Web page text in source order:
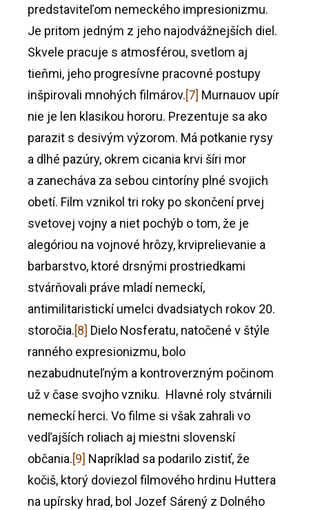
predstaviteľom nemeckého impresionizmu.
Je pritom jedným z jeho najodvážnejších diel.
Skvele pracuje s atmosférou, svetlom aj
tieňmi, jeho progresívne pracovné postupy
inšpirovali mnohých filmárov.[7] Murnauov upír
nie je len klasikou hororu. Prezentuje sa ako
parazit s desivým výzorom. Má potkanie rysy
a dlhé pazúry, okrem cicania krvi šíri mor
a zanecháva za sebou cintoríny plné svojich
obetí. Film vznikol tri roky po skončení prvej
svetovej vojny a niet pochýb o tom, že je
alegóriou na vojnové hrôzy, krviprelievanie a
barbarstvo, ktoré drsnými prostriedkami
stvárňovali práve mladí nemeckí,
antimilitaristickí umelci dvadsiatych rokov 20.
storočia.[8] Dielo Nosferatu, natočené v štýle
ranného expresionizmu, bolo
nezabudnuteľným a kontroverzným počinom
už v čase svojho vzniku. Hlavné roly stvárnili
nemeckí herci. Vo filme si však zahrali vo
vedľajších roliach aj miestni slovenskí
občania.[9] Napríklad sa podarilo zistiť, že
kočiš, ktorý doviezol filmového hrdinu Huttera
na upírsky hrad, bol Jozef Sárený z Dolného